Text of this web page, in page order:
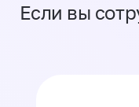
Если вы